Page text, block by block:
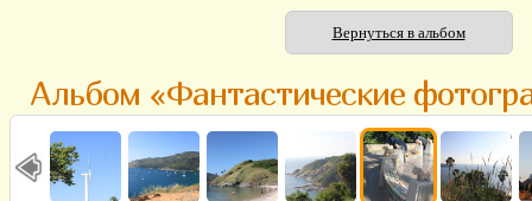
Вернуться в альбом
Альбом «Фантастические